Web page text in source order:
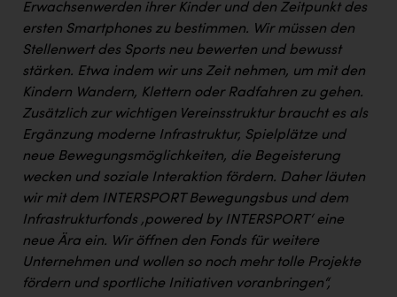
Erwachsenwerden ihrer Kinder und den Zeitpunkt des
ersten Smartphones zu bestimmen. Wir müssen den
Stellenwert des Sports neu bewerten und bewusst
stärken. Etwa indem wir uns Zeit nehmen, um mit den
Kindern Wandern, Klettern oder Radfahren zu gehen.
Zusätzlich zur wichtigen Vereinsstruktur braucht es als
Ergänzung moderne Infrastruktur, Spielplätze und
neue Bewegungsmöglichkeiten, die Begeisterung
wecken und soziale Interaktion fördern. Daher läuten
wir mit dem INTERSPORT Bewegungsbus und dem
Infrastrukturfonds ‚powered by INTERSPORT‘ eine
neue Ära ein. Wir öffnen den Fonds für weitere
Unternehmen und wollen so noch mehr tolle Projekte
fördern und sportliche Initiativen voranbringen“,